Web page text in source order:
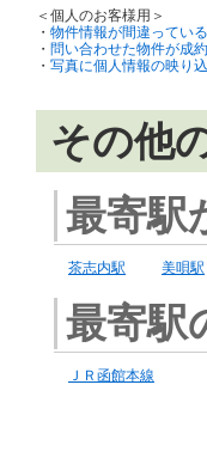
＜個人のお客様用＞
・ 物件情報が間違ってい
・ 問い合わせた物件が成
・ 写真に個人情報の映り
その他
最寄駅
茶志内駅 美唄駅
最寄駅
ＪＲ函館本線